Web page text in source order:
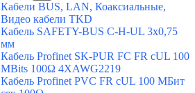
Кабели BUS, LAN, Коаксиальные,
Видео кабели TKD
Кабель SAFETY-BUS C-H-UL 3x0,75
мм
Кабель Profinet SK-PUR FC FR cUL 100
MBits 100Ω 4XAWG2219
Кабель Profinet PVC FR cUL 100 MБит